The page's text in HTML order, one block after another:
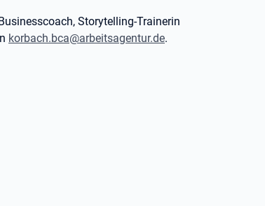
Storytelling-Trainerin
korbach.bca@arbeitsagentur.de.